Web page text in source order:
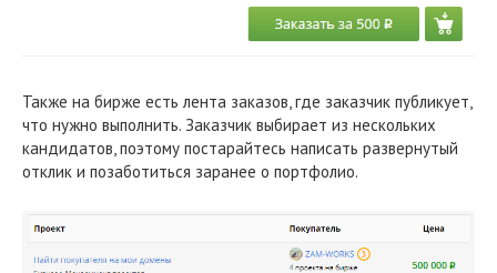
Также на бирже есть лента заказов, где заказчик публикует,
что нужно выполнить. Заказчик выбирает из нескольких
кандидатов, поэтому постарайтесь написать развернутый
отклик и позаботиться заранее о портфолио.